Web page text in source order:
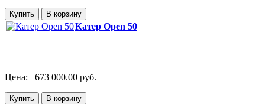
Катер Open 50
Цена: 673 000.00 руб.